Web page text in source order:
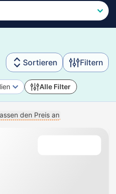
Sortieren Filtern
Alle Filter
den Preis an